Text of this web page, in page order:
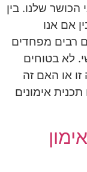
הכושר שלנו. בין
אם אנו
רבים מפחדים
לא בטוחים
או האם זה
אימונים